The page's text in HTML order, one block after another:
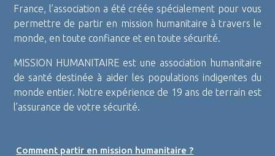
France, l’association a été créée spécialement pour vous
permettre de partir en mission humanitaire à travers le
monde, en toute confiance et en toute sécurité.
MISSION HUMANITAIRE est une association humanitaire
de santé destinée à aider les populations indigentes du
monde entier. Notre expérience de 19 ans de terrain est
l’assurance de votre sécurité.
Comment partir en mission humanitaire ?